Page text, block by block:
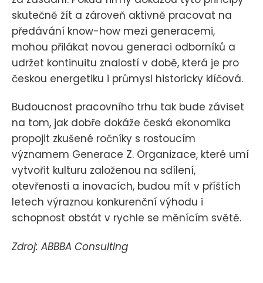
skutečně žít a zároveň aktivně pracovat na
předávání know-how mezi generacemi,
mohou přilákat novou generaci odborníků a
udržet kontinuitu znalostí v době, která je pro
českou energetiku i průmysl historicky klíčová.
Budoucnost pracovního trhu tak bude záviset
na tom, jak dobře dokáže česká ekonomika
propojit zkušené ročníky s rostoucím
významem Generace Z. Organizace, které umí
vytvořit kulturu založenou na sdílení,
otevřenosti a inovacích, budou mít v příštích
letech výraznou konkurenční výhodu i
schopnost obstát v rychle se měnícím světě.
Zdroj: ABBBA Consulting